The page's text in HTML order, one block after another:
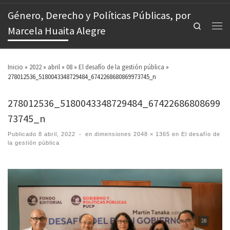
Género, Derecho y Políticas Públicas, por
Marcela Huaita Alegre
Search
Inicio » 2022 » abril » 08 » El desafío de la gestión pública »
278012536_5180043348729484_6742268680869973745_n
278012536_5180043348729484_67422686808699
73745_n
Publicado 8 abril, 2022 - en dimensiones 2048 × 1365 en El desafío de
la gestión pública
Images navigation